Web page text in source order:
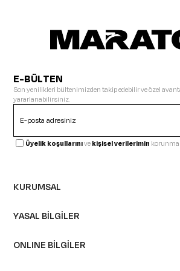
E-BÜLTEN
Son yenilikleri bültenimizden takip edebilir ve özel
yararlanabilirsiniz.
Üyelik koşullarınıvekişisel verilerimin
KURUMSAL
YASAL BİLGİLER
ONLINE BİLGİLER